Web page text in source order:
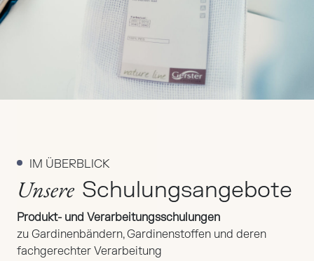
IM ÜBERBLICK
Unsere Schulungsangebote
Produkt- und Verarbeitungsschulungen
zu Gardinenbändern, Gardinenstoffen und deren
fachgerechter Verarbeitung